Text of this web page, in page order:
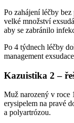
Po zahájení léčby
velké množství
aby se zabránilo
Po 4 týdnech léčby
management
Kazuistika 2 –⁠
Muž narozený v roce
erysipelem na pravé
a polyartrózou.